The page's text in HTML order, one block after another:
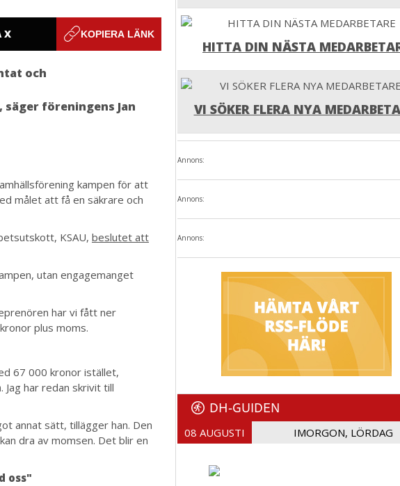
X KOPIERA LÄNK
och
föreningens Jan
kampen för att
målet att få en säkrare och
KSAU, beslutet att
utan engagemanget
har vi fått ner
plus moms.
67 000 kronor istället,
har redan skrivit till
annat sätt, tillägger han. Den
dra av momsen. Det blir en
oss"
HITTA DIN NÄSTA
VI SÖKER FLERA NYA
Annons:
Annons:
Annons:
DH-GUIDEN
08 AUGUSTI IMORGON, LÖRDAG